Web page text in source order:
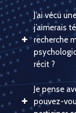
J’ai vécu
j’aimerais
recherche
récit ?
Je pense
pouvez-